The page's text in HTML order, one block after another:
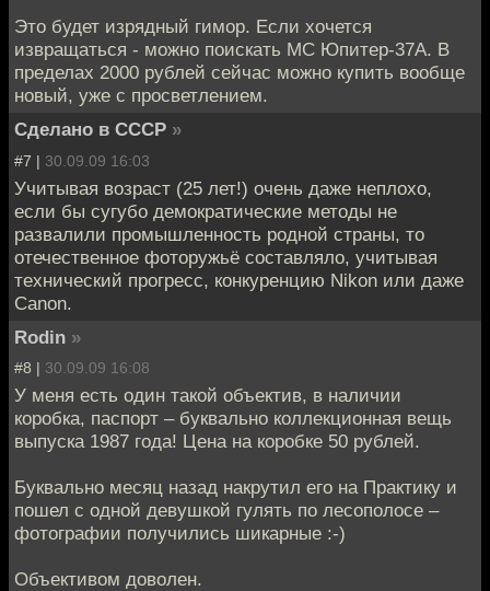
Это будет изрядный гимор. Если хочется
извращаться - можно поискать МС Юпитер-37А. В
пределах 2000 рублей сейчас можно купить вообще
новый, уже с просветлением.
Сделано в СССР »
#7 | 30.09.09 16:03
Учитывая возраст (25 лет!) очень даже неплохо,
если бы сугубо демократические методы не
развалили промышленность родной страны, то
отечественное фоторужьё составляло, учитывая
технический прогресс, конкуренцию Nikon или даже
Canon.
Rodin »
#8 | 30.09.09 16:08
У меня есть один такой объектив, в наличии
коробка, паспорт – буквально коллекционная вещь
выпуска 1987 года! Цена на коробке 50 рублей.
Буквально месяц назад накрутил его на Практику и
пошел с одной девушкой гулять по лесополосе –
фотографии получились шикарные :-)
Объективом доволен.